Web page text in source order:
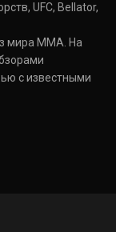
UFC, Bellator,
мира ММА. На
с известными